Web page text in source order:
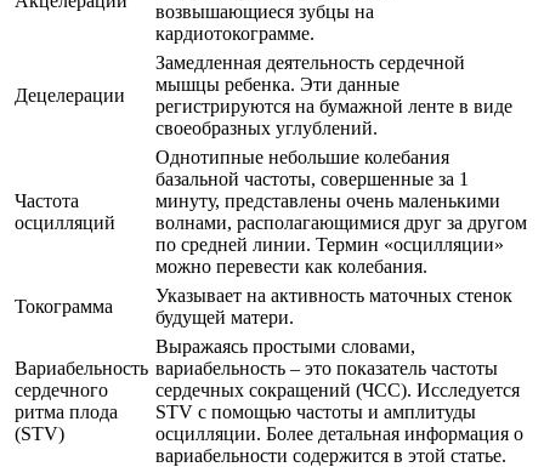
возвышающиеся зубцы на
кардиотокограмме.
Децелерации
Замедленная деятельность сердечной
мышцы ребенка. Эти данные
регистрируются на бумажной ленте в виде
своеобразных углублений.
Частота
осцилляций
Однотипные небольшие колебания
базальной частоты, совершенные за 1
минуту, представлены очень маленькими
волнами, располагающимися друг за другом
по средней линии. Термин «осцилляции»
можно перевести как колебания.
Токограмма
Указывает на активность маточных стенок
будущей матери.
Вариабельность
сердечного
ритма плода
(STV)
Выражаясь простыми словами,
вариабельность – это показатель частоты
сердечных сокращений (ЧСС). Исследуется
STV с помощью частоты и амплитуды
осцилляции. Более детальная информация о
вариабельности содержится в этой статье.